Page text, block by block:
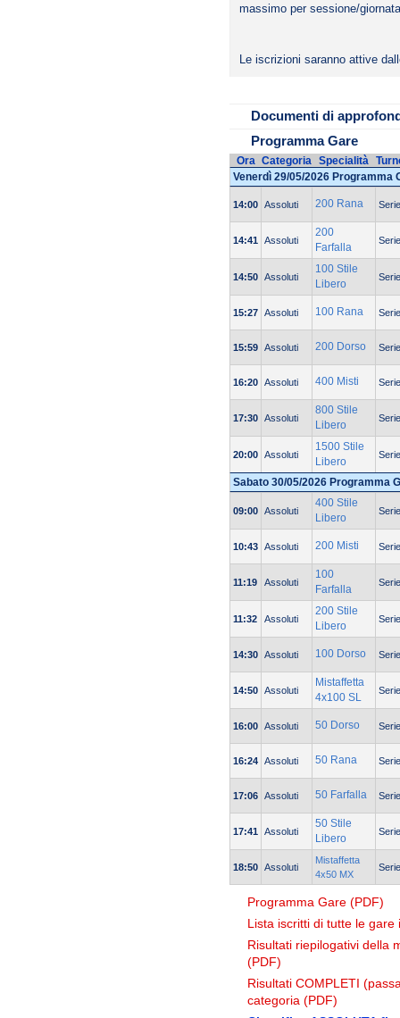
massimo per sessione/
Le iscrizioni saranno attive
Documenti di
File da scaricare
Programma Gare
Ora Categoria Specialità
Venerdì 29/05/2026 Programma
14:00 Assoluti 200 Rana Serie
14:41 Assoluti
200
Farfalla
Serie
14:50 Assoluti
100 Stile
Libero
Serie
15:27 Assoluti 100 Rana Serie
15:59 Assoluti 200 Dorso Serie
16:20 Assoluti 400 Misti Serie
17:30 Assoluti
800 Stile
Libero
Serie
20:00 Assoluti
1500 Stile
Libero
Serie
Sabato 30/05/2026 Programma
09:00 Assoluti
400 Stile
Libero
Serie
10:43 Assoluti 200 Misti Serie
11:19 Assoluti
100
Farfalla
Serie
11:32 Assoluti
200 Stile
Libero
Serie
14:30 Assoluti 100 Dorso Serie
14:50 Assoluti
Mistaffetta
4x100 SL
Serie
16:00 Assoluti 50 Dorso Serie
16:24 Assoluti 50 Rana Serie
17:06 Assoluti 50 Farfalla Serie
17:41 Assoluti
50 Stile
Libero
Serie
18:50 Assoluti
Mistaffetta
4x50 MX
Serie
Programma Gare (PDF)
Lista iscritti di tutte le gare
Risultati riepilogativi della
(PDF)
Risultati COMPLETI
categoria (PDF)